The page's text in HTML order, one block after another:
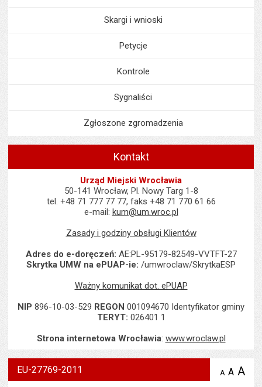
Skargi i wnioski
Petycje
Kontrole
Sygnaliści
Zgłoszone zgromadzenia
Kontakt
Urząd Miejski Wrocławia
50-141 Wrocław, Pl. Nowy Targ 1-8
tel. +48 71 777 77 77, faks +48 71 770 61 66
e-mail: kum@um.wroc.pl
Zasady i godziny obsługi Klientów
Adres do e-doręczeń: AE:PL-95179-82549-VVTFT-27
Skrytka UMW na ePUAP-ie: /umwroclaw/SkrytkaESP
Ważny komunikat dot. ePUAP
NIP 896-10-03-529 REGON 001094670 Identyfikator gminy
TERYT: 026401 1
Strona internetowa Wrocławia: www.wroclaw.pl
EU-27769-2011 A zmniejsz
A A